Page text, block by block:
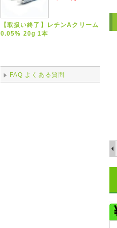
【取扱い終了】レチンAクリーム
0.05% 20g 1本
FAQ よくある質問